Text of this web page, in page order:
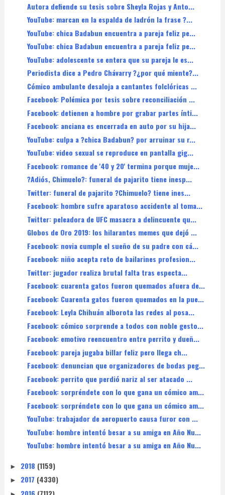
Autora defiende su tesis sobre Sheyla Rojas y Anto...
YouTube: marcan en la espalda de ladrón la frase ?...
YouTube: chica Badabun encuentra a pareja feliz pe...
YouTube: chica Badabun encuentra a pareja feliz pe...
YouTube: adolescente se entera que su pareja le es...
Periodista dice a Pedro Chávarry ?¿por qué miente?...
Cómico ambulante desaloja a cantantes folclóricas ...
Facebook: Polémica por tesis sobre reconciliación ...
Facebook: detienen a hombre por grabar partes ínti...
Facebook: anciana es encerrada en auto por su hija...
YouTube: culpa a ?chica Badabun? por arruinar su r...
YouTube: video sexual se reproduce en pantalla gig...
Facebook: romance de '40 y 20' termina porque muje...
?Adiós, Chimuelo?: funeral de pajarito tiene inesp...
Twitter: funeral de pajarito ?Chimuelo? tiene ines...
Facebook: hombre sufre aparatoso accidente al toma...
Twitter: peleadora de UFC masacra a delincuente qu...
Globos de Oro 2019: los hilarantes memes que dejó ...
Facebook: novia cumple el sueño de su padre con cá...
Facebook: niño acepta reto de bailarines profesion...
Twitter: jugador realiza brutal falta tras especta...
Facebook: cuarenta gatos fueron quemados afuera de...
Facebook: Cuarenta gatos fueron quemados en la pue...
Facebook: Leyla Chihuán alborota las redes al posa...
Facebook: cómico sorprende a todos con noble gesto...
Facebook: emotivo reencuentro entre perrito y dueñ...
Facebook: pareja jugaba billar feliz pero llega ch...
Facebook: denuncian que organizadores de bodas peg...
Facebook: perrito que perdió nariz al ser atacado ...
Facebook: sorpréndete con lo que gana un cómico am...
Facebook: sorpréndete con lo que gana un cómico am...
YouTube: trabajador de aeropuerto causa furor con ...
YouTube: hombre intentó besar a su amiga en Año Nu...
YouTube: hombre intentó besar a su amiga en Año Nu...
► 2018 (1159)
► 2017 (4330)